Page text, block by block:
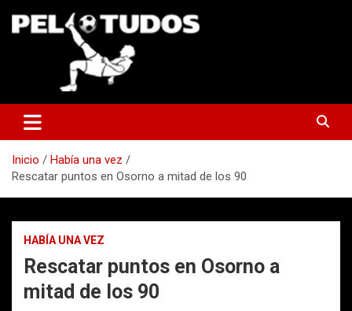
Inicio
Había una vez
Rescatar puntos en Osorno a mitad de los 90
HABÍA UNA VEZ
Rescatar puntos en Osorno a
mitad de los 90